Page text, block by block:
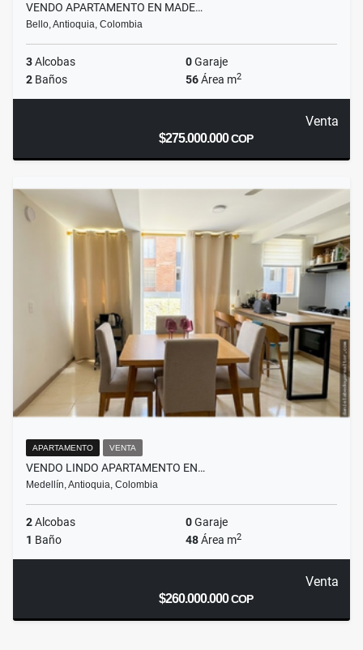
VENDO APARTAMENTO EN MADE…
Bello, Antioquia, Colombia
3Alcobas 0Garaje
2 Baños 56Área m2
Venta
$275.000.000COP
APARTAMENTO VENTA
VENDO LINDO APARTAMENTO EN…
Medellín, Antioquia, Colombia
2Alcobas 0Garaje
1 Baño 48Área m2
Venta
$260.000.000COP